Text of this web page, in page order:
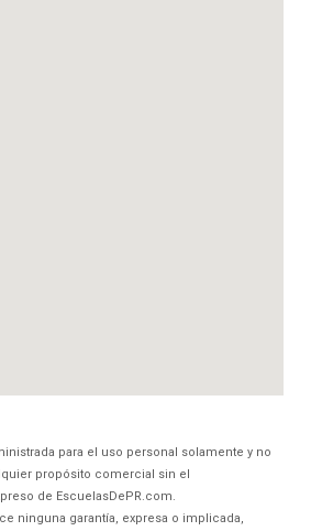
para el uso personal solamente y no
propósito comercial sin el
de EscuelasDePR.com.
ninguna garantía, expresa o implicada,